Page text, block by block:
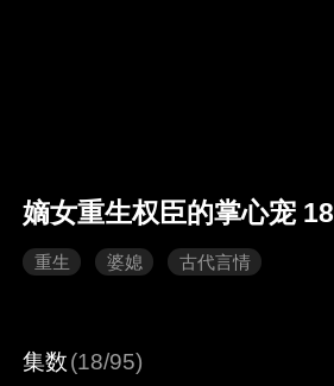
嫡女重生权臣的掌心宠 18
重生 婆媳 古代言情
集数(18/95)